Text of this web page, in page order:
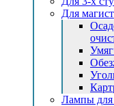
Для
Лампы